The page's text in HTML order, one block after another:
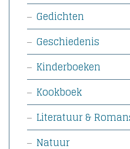
Gedichten
Geschiedenis
Kinderboeken
Kookboek
Literatuur &
Natuur